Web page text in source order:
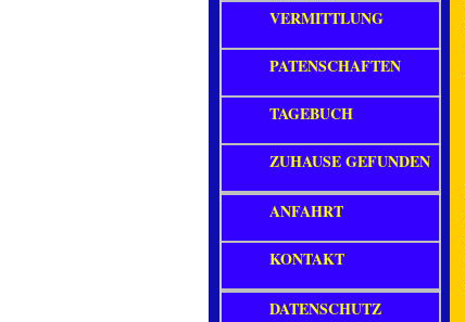
VERMITTLUNG
PATENSCHAFTEN
TAGEBUCH
ZUHAUSE GEFUNDEN
ANFAHRT
KONTAKT
DATENSCHUTZ